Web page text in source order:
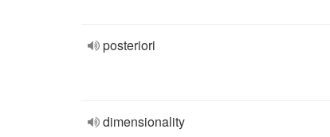
posteriori
dimensionality